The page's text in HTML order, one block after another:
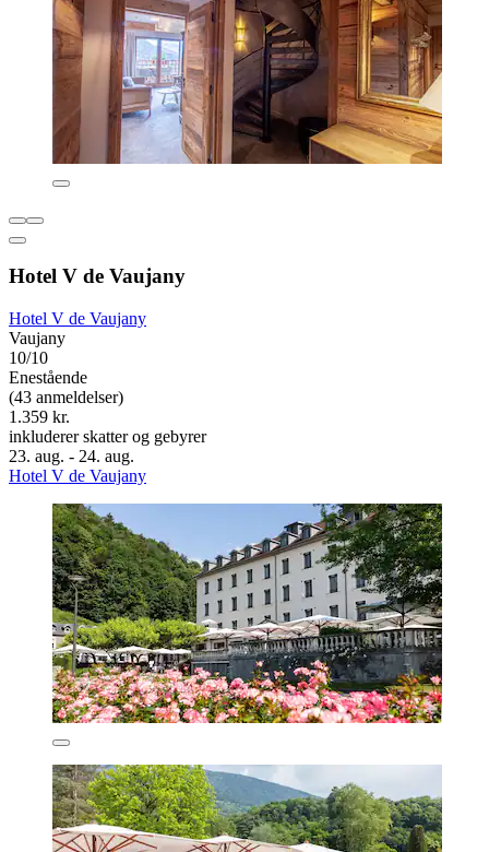
Hotel V de Vaujany
Hotel V de Vaujany
Vaujany
10/10
Enestående
(43 anmeldelser)
1.359 kr.
inkluderer skatter og gebyrer
23. aug. - 24. aug.
Hotel V de Vaujany